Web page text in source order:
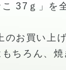
こ 37ｇ」を
お買い上
ちろん、